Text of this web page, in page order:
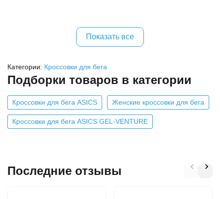
Показать все
Категории: Кроссовки для бега
Подборки товаров в категории
Кроссовки для бега ASICS Женские кроссовки для бега
Кроссовки для бега ASICS GEL-VENTURE
Последние отзывы